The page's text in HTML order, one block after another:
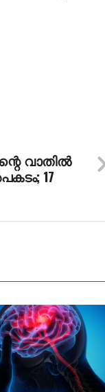
വാതില്‍
17